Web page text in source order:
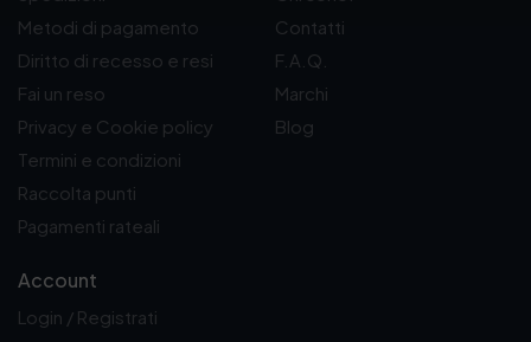
Metodi di pagamento
Diritto di recesso e resi
Fai un reso
Privacy e Cookie policy
Termini e condizioni
Raccolta punti
Pagamenti rateali
Account
Login / Registrati
Contatti
F.A.Q.
Marchi
Blog